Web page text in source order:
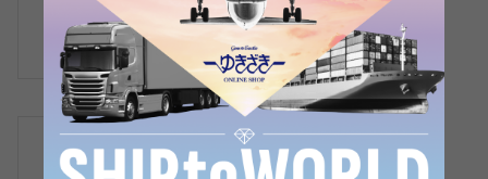
재고 있음
롤렉스